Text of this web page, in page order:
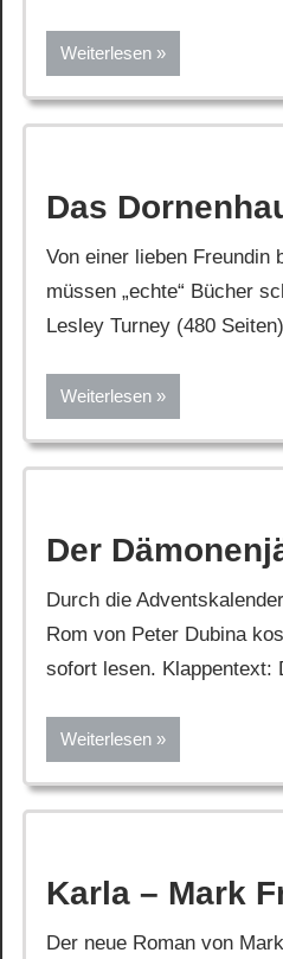
Weiterlesen
Das
Von einer lieben Freundin
müssen „echte“ Bücher
Lesley Turney (480 Seiten)
Weiterlesen
Der
Durch die
Rom von Peter Dubina
sofort lesen. Klappentext:
Weiterlesen
Karla – Mark
Der neue Roman von